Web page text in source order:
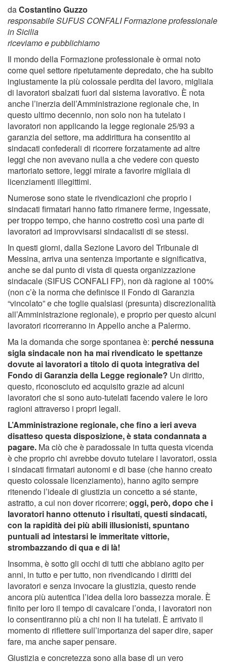
daCostantino Guzzo
responsabile SUFUS CONFALI Formazione professionale
in Sicilia
riceviamo e pubblichiamo
Il mondo della Formazione professionale è ormai noto
come quel settore ripetutamente depredato, che ha subito
ingiustamente la più colossale perdita del lavoro, migliaia
di lavoratori sbalzati fuori dal sistema lavorativo. È nota
anche l’inerzia dell’Amministrazione regionale che, in
questo ultimo decennio, non solo non ha tutelato i
lavoratori non applicando la legge regionale 25/93 a
garanzia del settore, ma addirittura ha consentito ai
sindacati confederali di ricorrere forzatamente ad altre
leggi che non avevano nulla a che vedere con questo
martoriato settore, leggi mirate a favorire migliaia di
licenziamenti illegittimi.
Numerose sono state le rivendicazioni che proprio i
sindacati firmatari hanno fatto rimanere ferme, ingessate,
per troppo tempo, che hanno costretto così una parte di
lavoratori ad improvvisarsi sindacalisti di se stessi.
In questi giorni, dalla Sezione Lavoro del Tribunale di
Messina, arriva una sentenza importante e significativa,
anche se dal punto di vista di questa organizzazione
sindacale (SIFUS CONFALI FP), non dà ragione al 100%
(non c’è la norma che definisce il Fondo di Garanzia
“vincolato” e che toglie qualsiasi (presunta) discrezionalità
all’Amministrazione regionale), e proprio per questo alcuni
lavoratori ricorreranno in Appello anche a Palermo.
Ma la domanda che sorge spontanea è: perché nessuna
sigla sindacale non ha mai rivendicato le spettanze
dovute ai lavoratori a titolo di quota integrativa del
Fondo di Garanzia della Legge regionale? Un diritto,
questo, riconosciuto ed acquisito grazie ad alcuni
lavoratori che si sono auto-tutelati facendo valere le loro
ragioni attraverso i propri legali.
L’Amministrazione regionale, che fino a ieri aveva
disatteso questa disposizione, è stata condannata a
pagare. Ma ciò che è paradossale in tutta questa vicenda
è che proprio chi avrebbe dovuto tutelare i lavoratori, ossia
i sindacati firmatari autonomi e di base (che hanno creato
questo colossale licenziamento), hanno agito sempre
ritenendo l’ideale di giustizia un concetto a sé stante,
astratto, a cui non dover ricorrere; oggi, però, dopo che i
lavoratori hanno ottenuto i risultati, questi sindacati,
con la rapidità dei più abili illusionisti, spuntano
puntuali ad intestarsi le immeritate vittorie,
strombazzando di qua e di là!
Insomma, è sotto gli occhi di tutti che abbiano agito per
anni, in tutto e per tutto, non rivendicando i diritti dei
lavoratori e senza invocare la giustizia, questo rende
ancora più autentica l’idea della loro bassezza morale. È
finito per loro il tempo di cavalcare l’onda, i lavoratori non
lo consentiranno più a chi non li ha tutelati. È arrivato il
momento di riflettere sull’importanza del saper dire, saper
fare, ma anche saper pensare.
Giustizia e concretezza sono alla base di un vero